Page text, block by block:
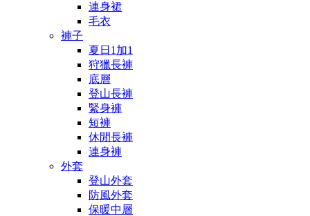
連身裙
毛衣
褲子
夏日1加1
狩獵長褲
底層
登山長褲
緊身褲
短褲
休閒長褲
連身褲
外套
登山外套
防風外套
保暖中層